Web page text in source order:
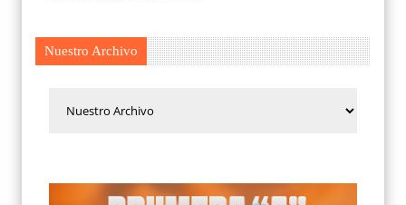
Nuestro Archivo